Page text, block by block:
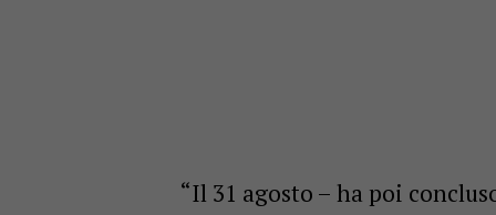
“Il 31 agosto – ha poi